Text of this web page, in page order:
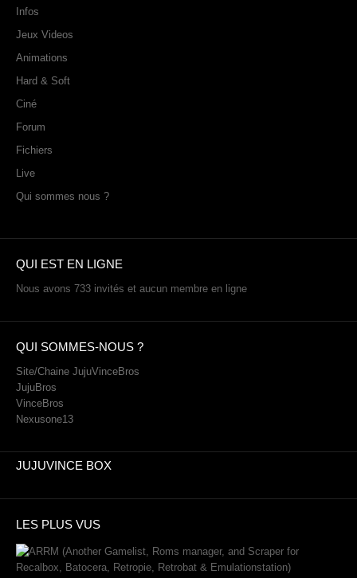
Infos
Jeux Videos
Animations
Hard & Soft
Ciné
Forum
Fichiers
Live
Qui sommes nous ?
QUI EST EN LIGNE
Nous avons 733 invités et aucun membre en ligne
QUI SOMMES-NOUS ?
Site/Chaine JujuVinceBros
JujuBros
VinceBros
Nexusone13
JUJUVINCE BOX
LES PLUS VUS